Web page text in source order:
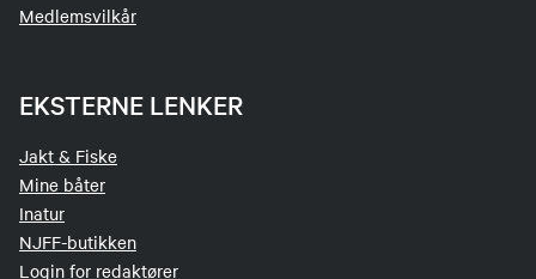
Medlemsvilkår
EKSTERNE LENKER
Jakt & Fiske
Mine båter
Inatur
NJFF-butikken
Login for redaktører